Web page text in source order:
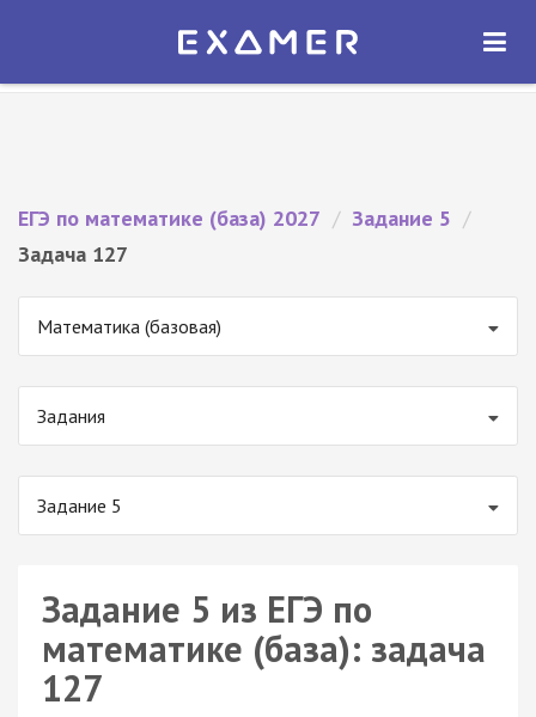
Экзамер — ЕГЭ 2027
ОТКРЫТЬ
ЕГЭ по математике (база) 2027 / Задание 5 /
Задача 127
Математика (базовая)
Задания
Задание 5
Задание 5 из ЕГЭ по
математике (база): задача
127